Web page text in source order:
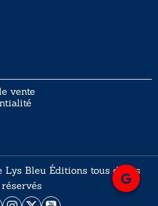
vente
Bleu Éditions tous droits
réservés